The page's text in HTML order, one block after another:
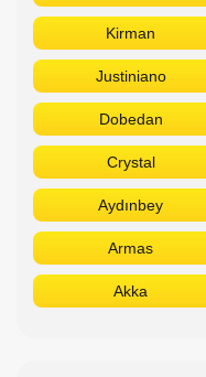
Kirman
Justiniano
Dobedan
Crystal
Aydınbey
Armas
Akka